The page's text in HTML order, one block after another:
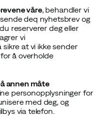
våre, behandler vi
deq nyhetsbrev og
reserverer deg eller
vi
at vi ikke sender
å overholde
annen måte
personopplysninger for
med deg, og
via telefon.